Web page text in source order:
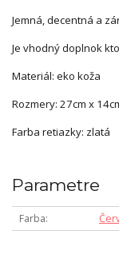
Jemná, decentná a
Je vhodný doplnok
Materiál: eko koža
Rozmery: 27cm x
Farba retiazky: zlatá
Parametre
Farba